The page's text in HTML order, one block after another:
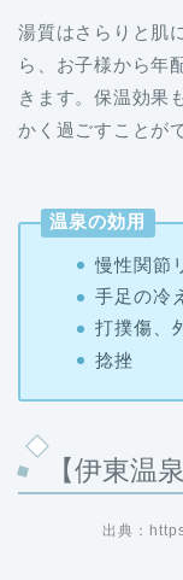
湯質はさらりと肌
ら、お子様から年
きます。保温効果
かく過ごすことが
温泉の効用
慢性関節
手足の冷え
打撲傷、
捻挫
【伊東温
出典：